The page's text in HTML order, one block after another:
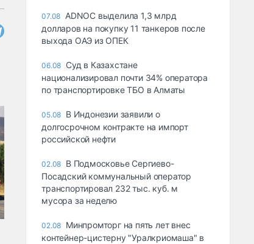
07.08 ADNOC выделила 1,3 млрд
долларов на покупку 11 танкеров после
выхода ОАЭ из ОПЕК
06.08 Суд в Казахстане
национализировал почти 34% оператора
по транспортировке ТБО в Алматы
05.08 В Индонезии заявили о
долгосрочном контракте на импорт
российской нефти
02.08 В Подмосковье Сергиево-
Посадский коммунальный оператор
транспортировал 232 тыс. куб. м
мусора за неделю
02.08 Минпромторг на пять лет внес
контейнер-цистерну "Уралкриомаша" в